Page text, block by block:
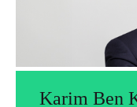
Karim Ben